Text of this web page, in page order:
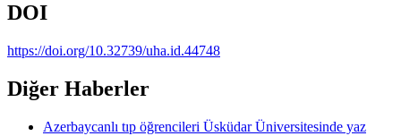
DOI
https://doi.org/10.32739/uha.id.44748
Diğer Haberler
Azerbaycanlı tıp öğrencileri Üsküdar Üniversitesinde yaz